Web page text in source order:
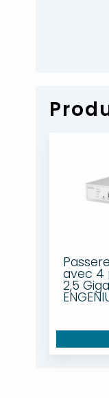
avec 4
2,5